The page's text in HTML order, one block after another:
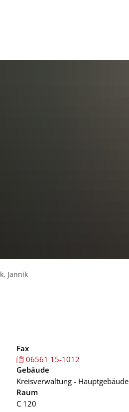
Jannik
Fax
06561 15-1012
Gebäude
Kreisverwaltung - Hauptgebäude
Raum
C 120